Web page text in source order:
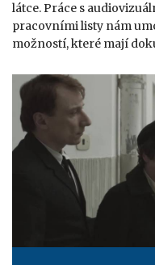
látce. Práce s
pracovními listy nám
možností, které mají